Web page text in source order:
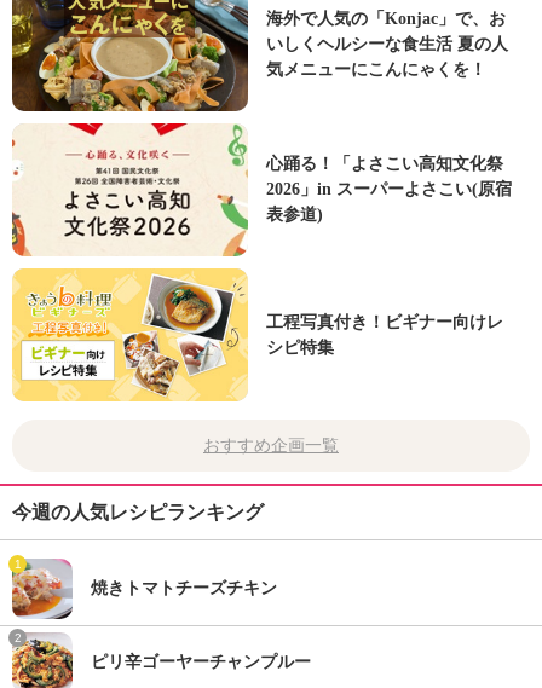
海外で人気の「Konjac」で、お
いしくヘルシーな食生活 夏の人
気メニューにこんにゃくを！
心踊る！「よさこい高知文化祭
2026」in スーパーよさこい(原宿
表参道)
工程写真付き！ビギナー向けレ
シピ特集
おすすめ企画一覧
今週の人気レシピランキング
1
焼きトマトチーズチキン
2
ピリ辛ゴーヤーチャンプルー